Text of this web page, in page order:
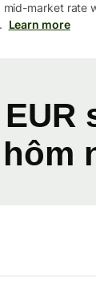
mid-market rate
Learn more
hôm